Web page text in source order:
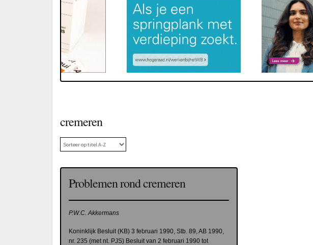
cremeren
Problemen rond cremeren
P.W.C. Akkermans
Koninklijk Besluit (KB) 3 februari 1990, Stb. 89, AB 1990,
nr. 235 (met nt. PJS) Besluit van 2 februari 1990 tot